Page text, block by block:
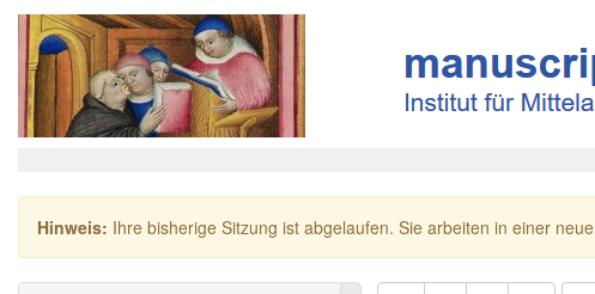
Hinweis: Ihre bisherige Sitzung ist abgelaufen. Sie arbeiten in einer